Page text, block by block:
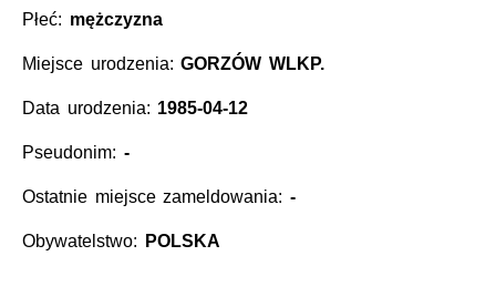
Płeć: mężczyzna
Miejsce urodzenia:GORZÓW WLKP.
Data urodzenia: 1985-04-12
Pseudonim: -
Ostatnie miejsce zameldowania: -
Obywatelstwo: POLSKA